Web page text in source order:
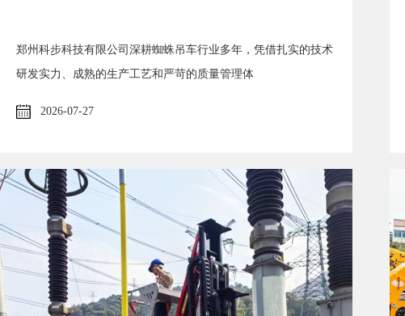
郑州科步科技有限公司深耕蜘蛛吊车行业多年，凭借扎实的技术
研发实力、成熟的生产工艺和严苛的质量管理体
2026-07-27